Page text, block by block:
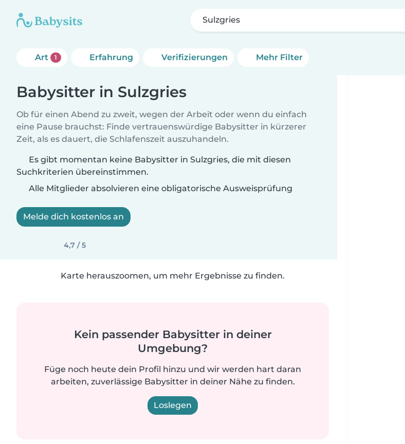
Sulzgries
Art 1 Erfahrung Verifizierungen Mehr Filter
Babysitter in Sulzgries
Ob für einen Abend zu zweit, wegen der Arbeit oder wenn du einfach
eine Pause brauchst: Finde vertrauenswürdige Babysitter in kürzerer
Zeit, als es dauert, die Schlafenszeit auszuhandeln.
Es gibt momentan keine Babysitter in Sulzgries, die mit diesen
Suchkriterien übereinstimmen.
Alle Mitglieder absolvieren eine obligatorische Ausweisprüfung
Melde dich kostenlos an
4,7 / 5
Karte herauszoomen, um mehr Ergebnisse zu finden.
Kein passender Babysitter in deiner
Umgebung?
Füge noch heute dein Profil hinzu und wir werden hart daran
arbeiten, zuverlässige Babysitter in deiner Nähe zu finden.
Loslegen